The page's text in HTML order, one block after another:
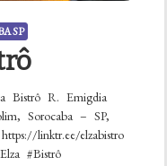
SP
Bistrô R. Emigdia
Sorocaba – SP,
linktr.ee/elzabistro
#Bistrô